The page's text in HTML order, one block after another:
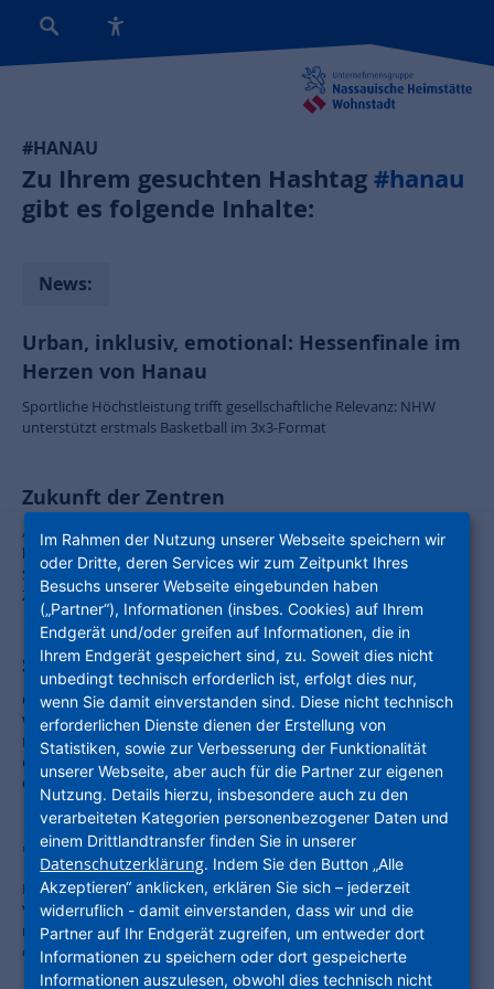
#HANAU
Zu Ihrem gesuchten Hashtag #hanau
gibt es folgende Inhalte:
News:
Urban, inklusiv, emotional: Hessenfinale im
Herzen von Hanau
Sportliche Höchstleistung trifft gesellschaftliche Relevanz: NHW
unterstützt erstmals Basketball im 3x3-Format
Zukunft der Zentren
Auf der ersten Kommunal Konferenz in Hanau drehte sich zwei Tage
lang alles um Innenstädte im Umbruch. Dabei standen vor allem
Strategien zur immobilienwirtschaftlichen Neuausrichtung der
Zentren im Fokus.
Schlüsselübergabe für den Grimmbogen
Quartier mit 190 Neubauwohnungen bietet dringend benötigten
Wohnraum in Hanau / Unternehmensgruppe Nassauische
Heimstätte | Wohnstadt hat schlüsselfertig von S+S Grundbesitz
GmbH aus Marburg gekauft / Offizielle Übergabe mit
Oberbürgermeister Claus Kaminsky
"Salon der Demokratie" in Hanau
Die Brüder-Grimm-Stadt realisiert ein Zentrum für Demokratie und
Vielfalt. Einer der Beweggründe für dieses Engagement: die
rassistischen Anschläge im Jahr 2020. Kooperationspartner bei
diesem geförderten Vorhaben ist die ProjektStadt.
Im Rahmen der Nutzung unserer Webseite speichern wir
oder Dritte, deren Services wir zum Zeitpunkt Ihres
Besuchs unserer Webseite eingebunden haben
(„Partner“), Informationen (insbes. Cookies) auf Ihrem
Endgerät und/oder greifen auf Informationen, die in
Ihrem Endgerät gespeichert sind, zu. Soweit dies nicht
unbedingt technisch erforderlich ist, erfolgt dies nur,
wenn Sie damit einverstanden sind. Diese nicht technisch
erforderlichen Dienste dienen der Erstellung von
Statistiken, sowie zur Verbesserung der Funktionalität
unserer Webseite, aber auch für die Partner zur eigenen
Nutzung. Details hierzu, insbesondere auch zu den
verarbeiteten Kategorien personenbezogener Daten und
einem Drittlandtransfer finden Sie in unserer
Datenschutzerklärung. Indem Sie den Button „Alle
Akzeptieren“ anklicken, erklären Sie sich – jederzeit
widerruflich - damit einverstanden, dass wir und die
Partner auf Ihr Endgerät zugreifen, um entweder dort
Informationen zu speichern oder dort gespeicherte
Informationen auszulesen, obwohl dies technisch nicht